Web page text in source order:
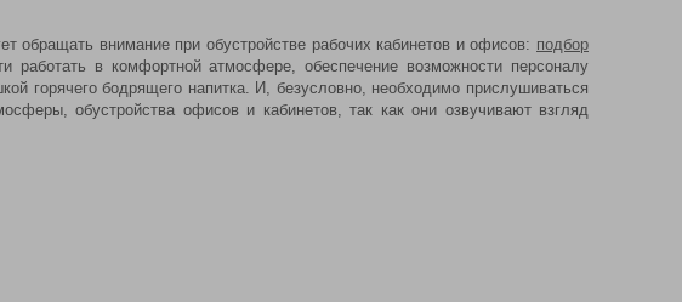
внимание при обустройстве рабочих кабинетов и офисов: подбор
работать в комфортной атмосфере, обеспечение возможности персоналу
горячего бодрящего напитка. И, безусловно, необходимо прислушиваться
обустройства офисов и кабинетов, так как они озвучивают взгляд